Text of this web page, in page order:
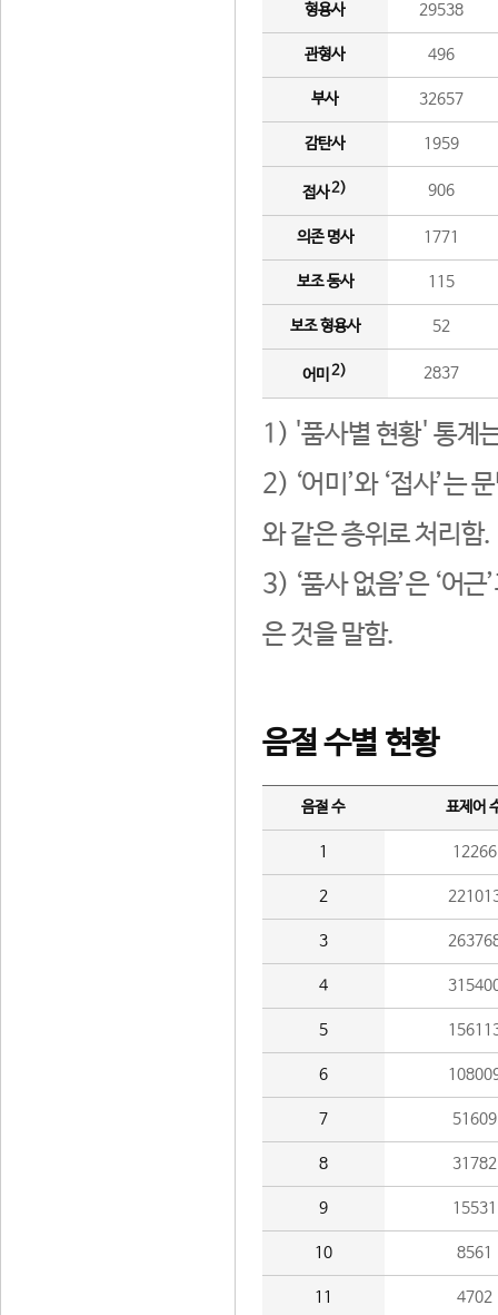
형용사 29538
관형사 496
부사 32657
감탄사 1959
접사2) 906
의존 명사 1771
보조 동사 115
보조 형용사 52
어미 2) 2837
1) '품사별 현황' 통계
2) ‘어미’와 ‘접사’는
와 같은 층위로 처리함.
3) ‘품사 없음’은 ‘어
은 것을 말함.
음절 수별 현황
음절 수 표제어
1 12266
2
3
4
5
6
7 51609
8 31782
9 15531
10 8561
11 4702